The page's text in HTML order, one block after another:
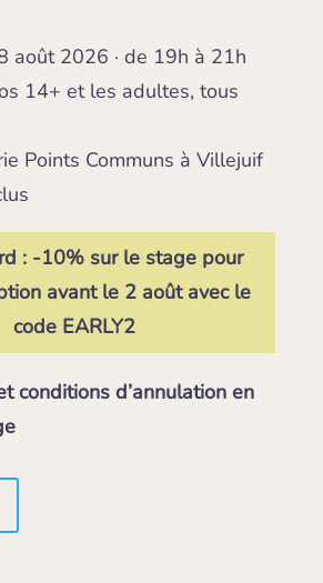
août 2026 · de 19h à 21h
14+ et les adultes, tous
Points Communs à Villejuif
: -10% sur le stage pour
avant le 2 aoûtavec le
code EARLY2
conditions d’annulation en